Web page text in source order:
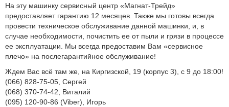
На эту машинку сервисный центр «Магнат-Трейд»
предоставляет гарантию 12 месяцев. Также мы готовы всегда
провести техническое обслуживание данной машинки, и, в
случае необходимости, почистить ее от пыли и грязи в процессе
ее эксплуатации. Мы всегда предоставим Вам «сервисное
плечо» на послегарантийное обслуживание!
Ждем Вас всё там же, на Киргизской, 19 (корпус 3), с 9 до 18:00!
(066) 828-75-05, Сергей
(068) 370-74-42, Виталий
(095) 120-90-86 (Viber), Игорь